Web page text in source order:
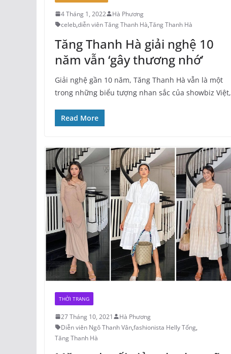
4 Tháng 1, 2022
Hà Phương
celeb,diễn viên Tăng Thanh Hà,Tăng Thanh Hà
Tăng Thanh Hà giải nghệ 10
năm vẫn ‘gây thương nhớ’
Giải nghệ gần 10 năm, Tăng Thanh Hà vẫn là một
trong những biểu tượng nhan sắc của showbiz Việt,
Read More
THỜI TRANG
27 Tháng 10, 2021
Hà Phương
Diễn viên Ngô Thanh Vân,fashionista Helly Tống,
Tăng Thanh Hà